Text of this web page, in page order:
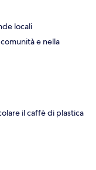
locali
e nella
il caffè di plastica